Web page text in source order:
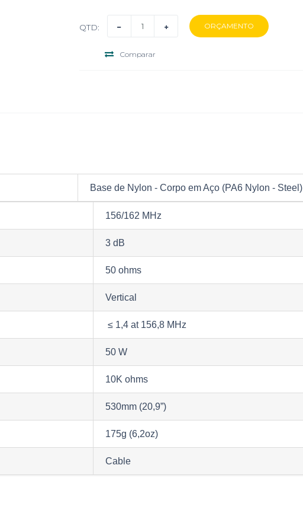
QTD:
Comparar
Base de Nylon - Corpo em Aço (PA6 Nylon - Steel)
156/162 MHz
3 dB
50 ohms
Vertical
≤ 1,4 at 156,8 MHz
50 W
10K ohms
530mm (20,9”)
175g (6,2oz)
Cable